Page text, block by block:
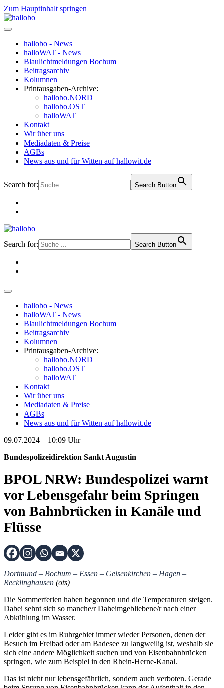
Zum Hauptinhalt springen
hallobo - News
halloWAT - News
Blaulichtmeldungen Bochum
Beitragsarchiv
Kolumnen
Printausgaben-Archive:
hallobo.NORD
hallobo.OST
halloWAT
Kontakt
Wir über uns
Mediadaten & Preise
AGBs
News aus und für Witten auf hallowit.de
Search for: Search Button
Search for: Search Button
hallobo - News
halloWAT - News
Blaulichtmeldungen Bochum
Beitragsarchiv
Kolumnen
Printausgaben-Archive:
hallobo.NORD
hallobo.OST
halloWAT
Kontakt
Wir über uns
Mediadaten & Preise
AGBs
News aus und für Witten auf hallowit.de
09.07.2024 – 10:09 Uhr
Bundespolizeidirektion Sankt Augustin
BPOL NRW: Bundespolizei warnt
vor Lebensgefahr beim Springen
von Bahnbrücken in Kanäle und
Flüsse
Dortmund – Bochum – Essen – Gelsenkirchen – Hagen –
Recklinghausen (ots)
Die Sommerferien haben begonnen und die Temperaturen steigen.
Dabei sehnt sich so manche/r Daheimgebliebene/r nach einer
Abkühlung im Wasser.
Leider gibt es im Ruhrgebiet immer wieder Personen, denen der
Besuch im Freibad oder am Badesee zu langweilig ist, weshalb sie
sich eine andere Möglichkeit suchen und von Eisenbahnbrücken
springen, wie zum Beispiel in den Rhein-Herne-Kanal.
Das ist nicht nur lebensgefährlich, sondern auch verboten. Gerade